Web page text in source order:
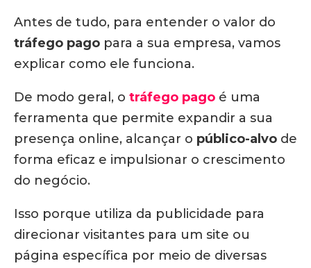
Antes de tudo, para entender o valor do
tráfego pago para a sua empresa, vamos
explicar como ele funciona.
De modo geral, o tráfego pago é uma
ferramenta que permite expandir a sua
presença online, alcançar o público-alvo de
forma eficaz e impulsionar o crescimento
do negócio.
Isso porque utiliza da publicidade para
direcionar visitantes para um site ou
página específica por meio de diversas